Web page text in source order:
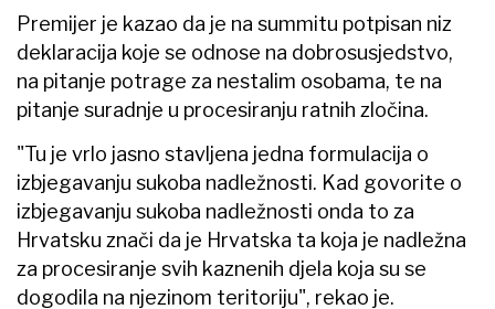
Premijer je kazao da je na summitu potpisan niz
deklaracija koje se odnose na dobrosusjedstvo,
na pitanje potrage za nestalim osobama, te na
pitanje suradnje u procesiranju ratnih zločina.
"Tu je vrlo jasno stavljena jedna formulacija o
izbjegavanju sukoba nadležnosti. Kad govorite o
izbjegavanju sukoba nadležnosti onda to za
Hrvatsku znači da je Hrvatska ta koja je nadležna
za procesiranje svih kaznenih djela koja su se
dogodila na njezinom teritoriju", rekao je.